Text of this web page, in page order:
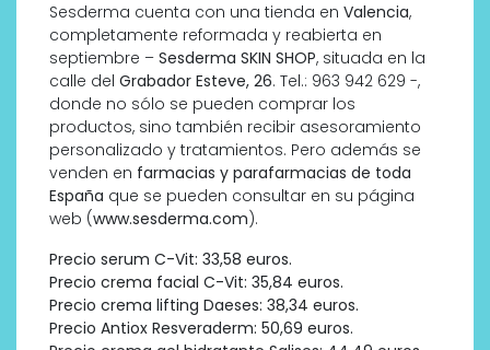
Sesderma cuenta con una tienda en Valencia,
completamente reformada y reabierta en
septiembre – Sesderma SKIN SHOP, situada en la
calle del Grabador Esteve, 26. Tel.: 963 942 629 -,
donde no sólo se pueden comprar los
productos, sino también recibir asesoramiento
personalizado y tratamientos. Pero además se
venden en farmacias y parafarmacias de toda
España que se pueden consultar en su página
web (www.sesderma.com).
Precio serum C-Vit: 33,58 euros.
Precio crema facial C-Vit: 35,84 euros.
Precio crema lifting Daeses: 38,34 euros.
Precio Antiox Resveraderm: 50,69 euros.